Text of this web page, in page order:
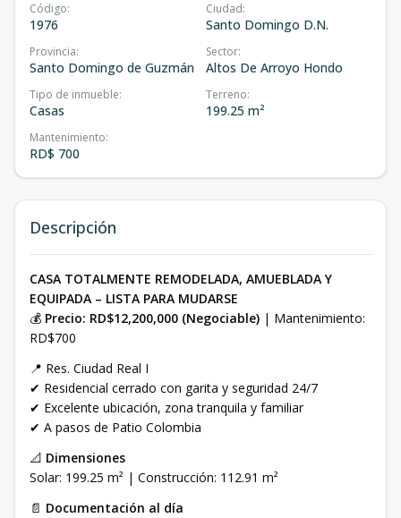
Código:
1976
Ciudad:
Santo Domingo D.N.
Provincia:
Santo Domingo de Guzmán
Sector:
Altos De Arroyo Hondo
Tipo de inmueble:
Casas
Terreno:
199.25 m²
Mantenimiento:
RD$ 700
Descripción
CASA TOTALMENTE REMODELADA, AMUEBLADA Y
EQUIPADA – LISTA PARA MUDARSE
💰 Precio: RD$12,200,000 (Negociable) | Mantenimiento:
RD$700
📍 Res. Ciudad Real I
✔ Residencial cerrado con garita y seguridad 24/7
✔ Excelente ubicación, zona tranquila y familiar
✔ A pasos de Patio Colombia
📐 Dimensiones
Solar: 199.25 m² | Construcción: 112.91 m²
📄 Documentación al día